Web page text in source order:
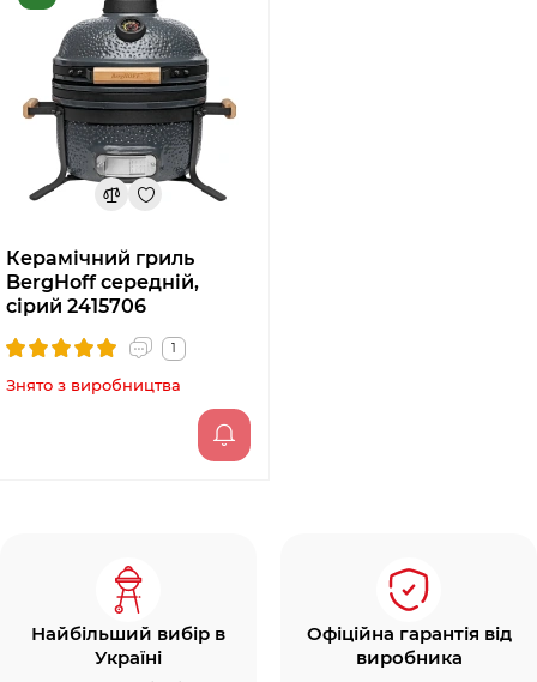
Керамічний гриль
BergHoff середній,
сірий 2415706
1
Знято з виробництва
Найбільший вибір в
Україні
Офіційна гарантія від
виробника